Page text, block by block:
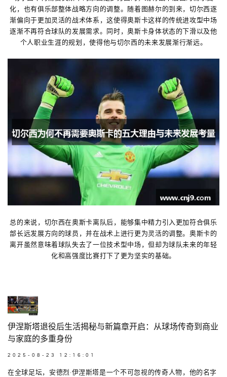
化，也有俱乐部整体战略方向的调整。随着图赫尔的到来，切尔西逐
渐偏向于更加灵活的战术体系，这使得奥斯卡这样的传统进攻型中场
逐渐不再符合球队的发展需求。同时，奥斯卡身体状态的下滑以及他
个人职业生涯的规划，使得他与切尔西的未来发展渐行渐远。
总的来说，切尔西在奥斯卡离队后，能够集中精力引入更加符合俱乐
部长远发展方向的球员，并在战术上进行更为灵活的调整。奥斯卡的
离开虽然意味着球队失去了一位技术型中场，但却为球队未来的年轻
化和高强度比赛打下了更为坚实的基础。
伊涅斯塔退役后生活揭秘与新篇章开启：从球场传奇到商业
与家庭的多重身份
2025-08-23 12:16:01
在全球足坛，安德烈·伊涅斯塔是一个不可忽视的传奇人物，他的名字